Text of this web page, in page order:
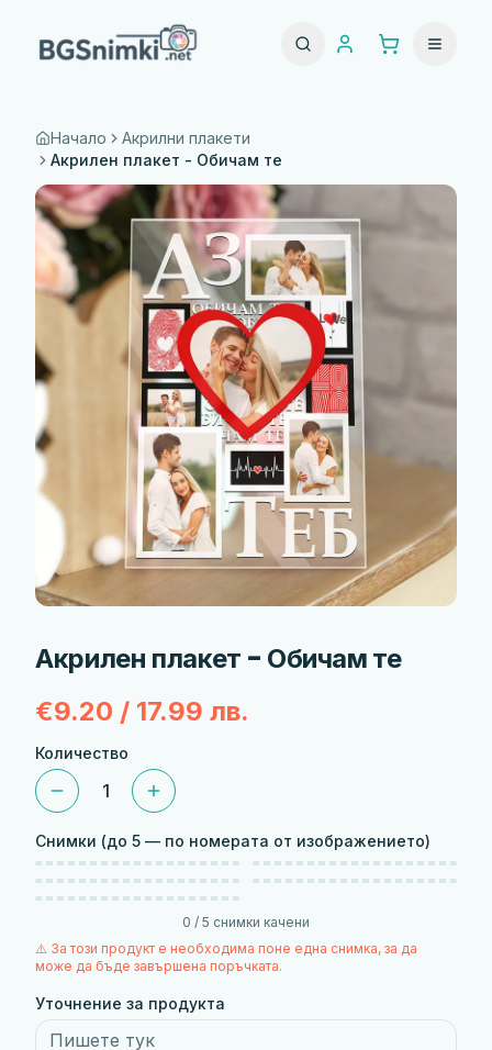
Начало
Акрилни плакети
Акрилен плакет - Обичам те
Акрилен плакет - Обичам те
€9.20 / 17.99 лв.
Количество
1
Снимки (до 5 — по номерата от изображението)
1 2
3
0 / 5 снимки качени
⚠️ За този продукт е необходима поне една снимка, за да
може да бъде завършена поръчката.
Уточнение за продукта